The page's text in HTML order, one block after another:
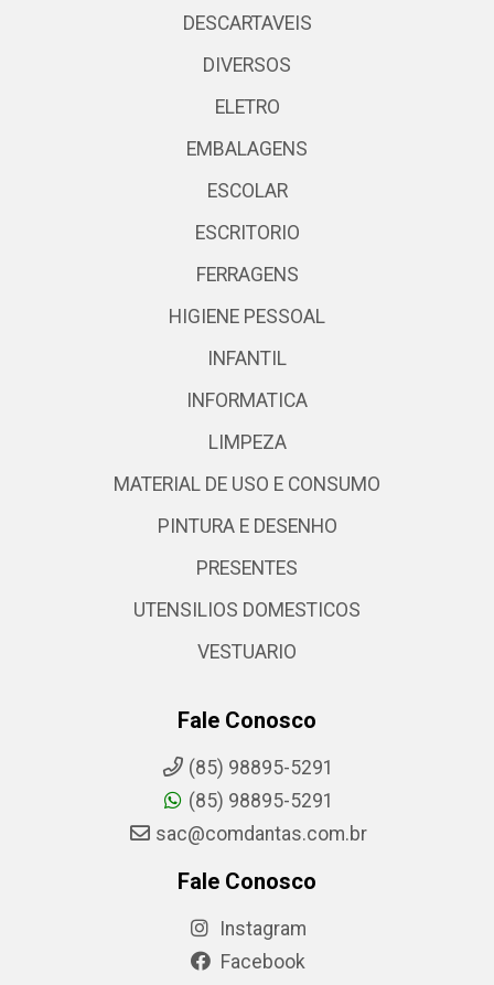
DESCARTAVEIS
DIVERSOS
ELETRO
EMBALAGENS
ESCOLAR
ESCRITORIO
FERRAGENS
HIGIENE PESSOAL
INFANTIL
INFORMATICA
LIMPEZA
MATERIAL DE USO E CONSUMO
PINTURA E DESENHO
PRESENTES
UTENSILIOS DOMESTICOS
VESTUARIO
Fale Conosco
(85) 98895-5291
(85) 98895-5291
sac@comdantas.com.br
Fale Conosco
Instagram
Facebook